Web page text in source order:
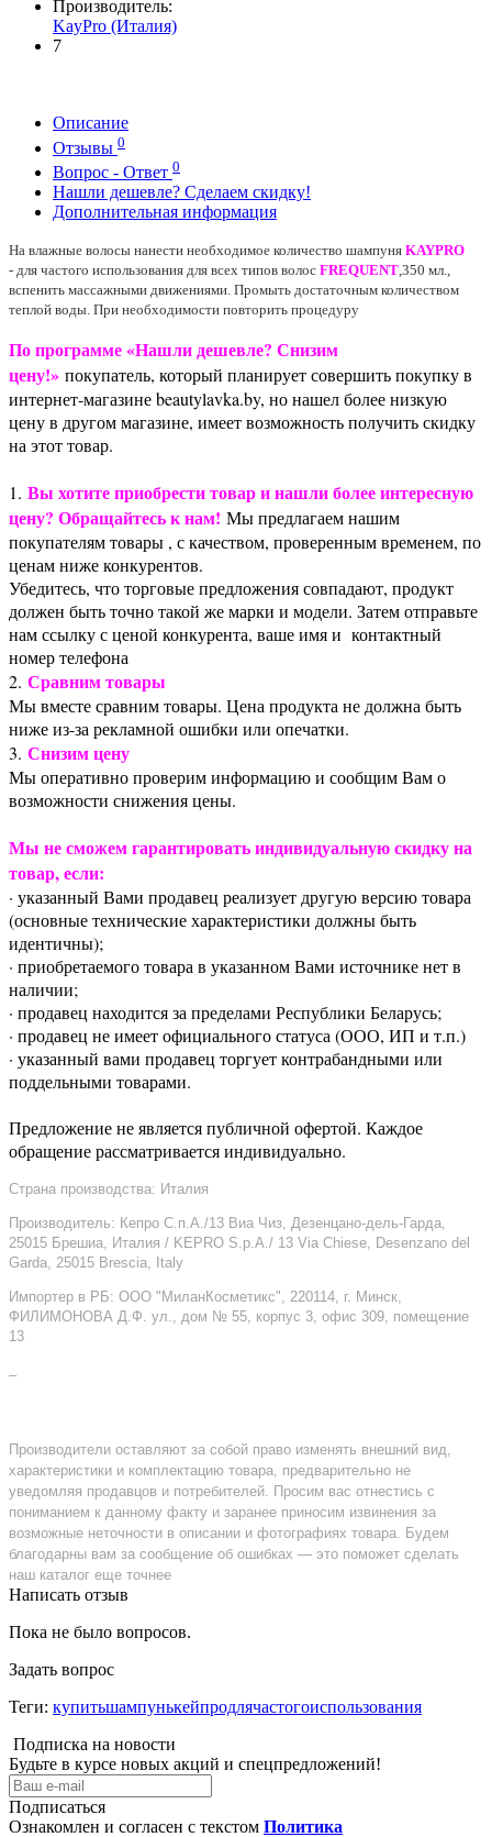
Производитель:
KayPro (Италия)
7
Описание
Отзывы 0
Вопрос - Ответ 0
Нашли дешевле? Сделаем скидку!
Дополнительная информация
На влажные волосы нанести необходимое количество шампуня KAYPRO
- для частого использования для всех типов волос FREQUENT ,350 мл.
вспенить массажными движениями. Промыть достаточным количеством
теплой воды. При необходимости повторить процедуру
По программе «Нашли дешевле? Снизим
цену!» покупатель, который планирует совершить покупку в
интернет-магазине beautylavka.by, но нашел более низкую
цену в другом магазине, имеет возможность получить скидку
на этот товар.
1. Вы хотите приобрести товар и нашли более интересную
цену? Обращайтесь к нам! Мы предлагаем нашим
покупателям товары , с качеством, проверенным временем, по
ценам ниже конкурентов.
Убедитесь, что торговые предложения совпадают, продукт
должен быть точно такой же марки и модели. Затем отправьте
нам ссылку с ценой конкурента, ваше имя и контактный
номер телефона
2. Сравним товары
Мы вместе сравним товары. Цена продукта не должна быть
ниже из-за рекламной ошибки или опечатки.
3. Снизим цену
Мы оперативно проверим информацию и сообщим Вам о
возможности снижения цены.
Мы не сможем гарантировать индивидуальную скидку на
товар, если:
· указанный Вами продавец реализует другую версию товара
(основные технические характеристики должны быть
идентичны);
· приобретаемого товара в указанном Вами источнике нет в
наличии;
· продавец находится за пределами Республики Беларусь;
· продавец не имеет официального статуса (ООО, ИП и т.п.)
· указанный вами продавец торгует контрабандными или
поддельными товарами.
Предложение не является публичной офертой. Каждое
обращение рассматривается индивидуально.
Страна производства: Италия
Производитель: Кепро С.п.А./13 Виа Чиз, Дезенцано-дель-Гарда,
25015 Брешиа, Италия / KEPRO S.p.A./ 13 Via Chiese, Desenzano del
Garda, 25015 Brescia, Italy
Импортер в РБ: ООО "МиланКосметикс", 220114, г. Минск,
ФИЛИМОНОВА Д.Ф. ул., дом № 55, корпус 3, офис 309, помещение
13
–
Производители оставляют за собой право изменять внешний вид,
характеристики и комплектацию товара, предварительно не
уведомляя продавцов и потребителей. Просим вас отнестись с
пониманием к данному факту и заранее приносим извинения за
возможные неточности в описании и фотографиях товара. Будем
благодарны вам за сообщение об ошибках — это поможет сделать
наш каталог еще точнее
Написать отзыв
Пока не было вопросов.
Задать вопрос
Теги: купитьшампунькейпродлячастогоиспользования
Подписка на новости
Будьте в курсе новых акций и спецпредложений!
Подписаться
Ознакомлен и согласен с текстом Политика